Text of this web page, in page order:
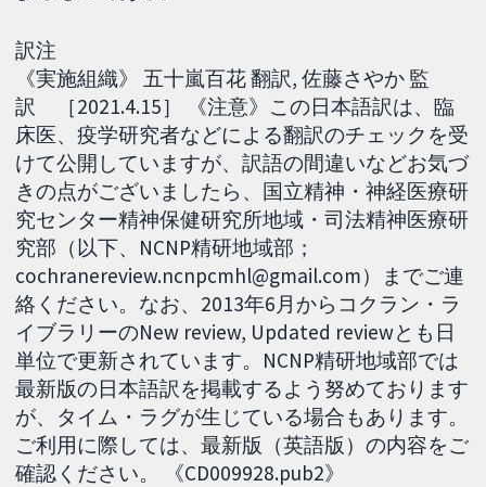
訳注
《実施組織》 五十嵐百花 翻訳, 佐藤さやか 監
訳 ［2021.4.15］ 《注意》この日本語訳は、臨
床医、疫学研究者などによる翻訳のチェックを受
けて公開していますが、訳語の間違いなどお気づ
きの点がございましたら、国立精神・神経医療研
究センター精神保健研究所地域・司法精神医療研
究部（以下、NCNP精研地域部；
cochranereview.ncnpcmhl@gmail.com）までご連
絡ください。なお、2013年6月からコクラン・ラ
イブラリーのNew review, Updated reviewとも日
単位で更新されています。NCNP精研地域部では
最新版の日本語訳を掲載するよう努めております
が、タイム・ラグが生じている場合もあります。
ご利用に際しては、最新版（英語版）の内容をご
確認ください。 《CD009928.pub2》